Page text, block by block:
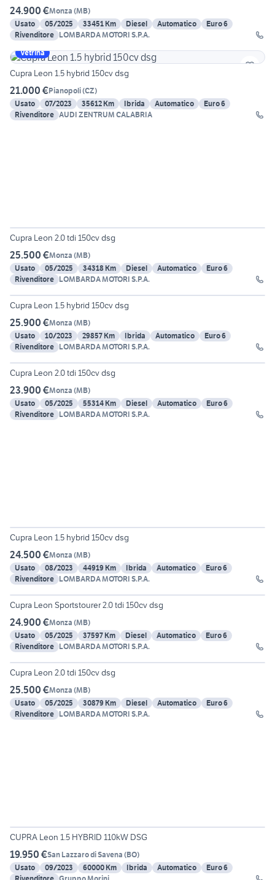
24.900 €Monza (MB)
Usato
05/2025 33451 Km Diesel Automatico
Euro 6
Rivenditore LOMBARDA MOTORI S.P.A.
Vetrina
Cupra Leon 1.5 hybrid 150cv dsg
21.000 €Pianopoli(CZ)
Usato
07/2023 35612 Km Ibrida Automatico
Euro 6
Rivenditore AUDI ZENTRUM CALABRIA
Cupra Leon 2.0 tdi 150cv dsg
25.500 €Monza (MB)
Usato
05/2025 34318 Km Diesel Automatico
Euro 6
Rivenditore LOMBARDA MOTORI S.P.A.
20
Cupra Leon 1.5 hybrid 150cv dsg
25.900 €Monza (MB)
Usato
10/2023 29857 Km Ibrida Automatico
Euro 6
Rivenditore LOMBARDA MOTORI S.P.A.
Cupra Leon 2.0 tdi 150cv dsg
23.900 €Monza (MB)
Usato
05/2025 55314 Km Diesel Automatico
Euro 6
Rivenditore LOMBARDA MOTORI S.P.A.
Cupra Leon 1.5 hybrid 150cv dsg
24.500 €Monza (MB)
Usato
08/2023 44919 Km Ibrida Automatico
Euro 6
Rivenditore LOMBARDA MOTORI S.P.A.
Cupra Leon Sportstourer 2.0 tdi 150cv dsg
24.900 €Monza (MB)
Usato
05/2025 37597 Km Diesel Automatico
Euro 6
Rivenditore LOMBARDA MOTORI S.P.A.
Cupra Leon 2.0 tdi 150cv dsg
25.500 €Monza (MB)
Usato
05/2025 30879 Km Diesel Automatico
Euro 6
Rivenditore LOMBARDA MOTORI S.P.A.
CUPRA Leon 1.5 HYBRID 110kW DSG
19.950 €San Lazzaro di Savena (BO)
Usato
09/2023 60000 Km Ibrida Automatico
Euro 6